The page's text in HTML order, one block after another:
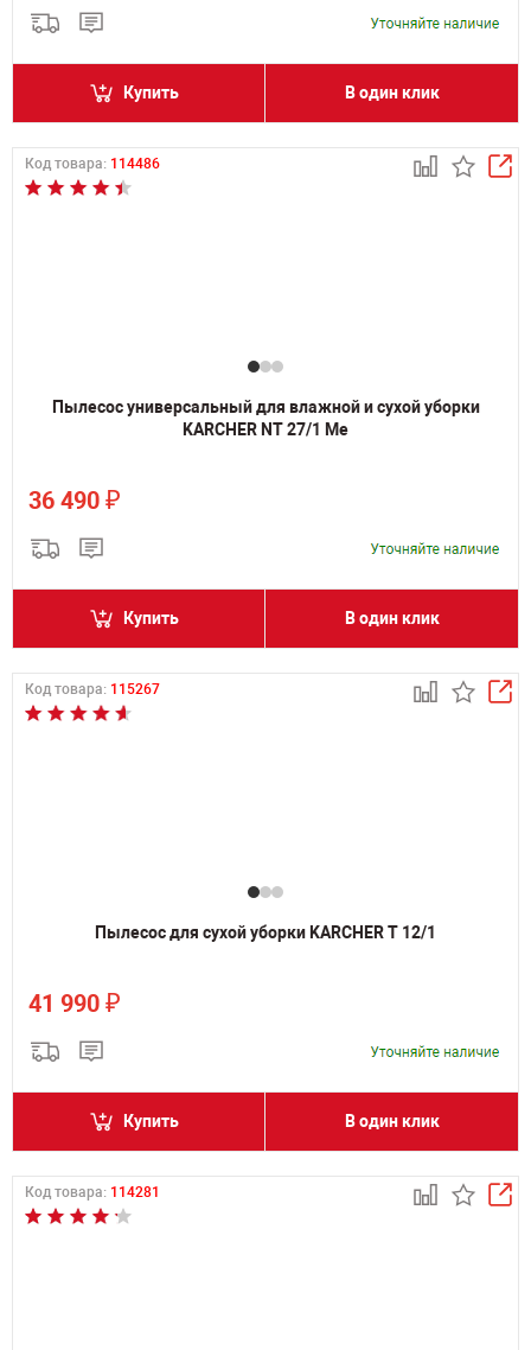
Купить В один клик
Код товара: 114486
Пылесос универсальный для влажной и сухой уборки
KARCHER NT 27/1 Me
36 490 ₽
Купить В один клик
Код товара: 115267
Пылесос для сухой уборки KARCHER T 12/1
41 990 ₽
Купить В один клик
Код товара: 114281